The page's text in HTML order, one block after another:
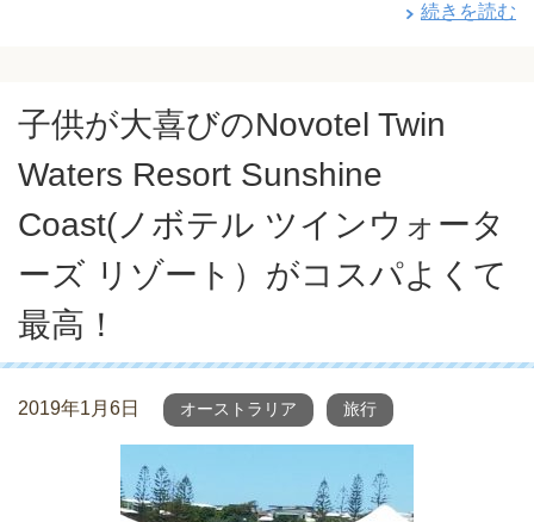
続きを読む
子供が大喜びのNovotel Twin
Waters Resort Sunshine
Coast(ノボテル ツインウォータ
ーズ リゾート）がコスパよくて
最高！
2019年1月6日 オーストラリア 旅行